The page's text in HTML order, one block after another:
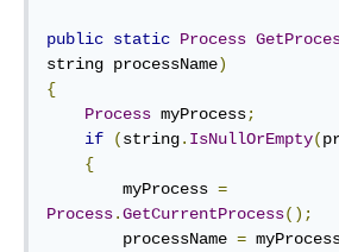
public static Process
string processName)
{
Process myProcess;
if
(string. IsNullOrEmpty(
{
        myProcess
=
Process.GetCurrentProcess();
        processName
=